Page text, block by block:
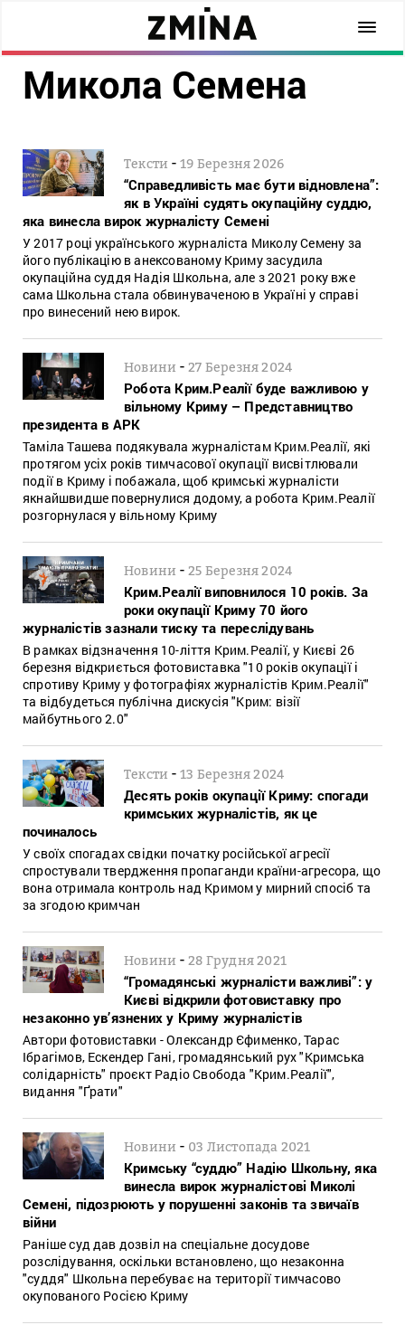
Микола Семена
Тексти -19 Березня 2026
“Справедливість має бути відновлена”:
як в Україні судять окупаційну суддю,
яка винесла вирок журналісту Семені
У 2017 році українського журналіста Миколу Семену за
його публікацію в анексованому Криму засудила
окупаційна суддя Надія Школьна, але з 2021 року вже
сама Школьна стала обвинуваченою в Україні у справі
про винесений нею вирок.
Новини -27 Березня 2024
Робота Крим.Реалії буде важливою у
вільному Криму – Представництво
президента в АРК
Таміла Ташева подякувала журналістам Крим.Реалії, які
протягом усіх років тимчасової окупації висвітлювали
події в Криму і побажала, щоб кримські журналісти
якнайшвидше повернулися додому, а робота Крим.Реалії
розгорнулася у вільному Криму
Новини -25 Березня 2024
Крим.Реалії виповнилося 10 років. За
роки окупації Криму 70 його
журналістів зазнали тиску та переслідувань
В рамках відзначення 10-ліття Крим.Реалії, у Києві 26
березня відкриється фотовиставка "10 років окупації і
спротиву Криму у фотографіях журналістів Крим.Реалії"
та відбудеться публічна дискусія "Крим: візії
майбутнього 2.0"
Тексти -13 Березня 2024
Десять років окупації Криму: спогади
кримських журналістів, як це
починалось
У своїх спогадах свідки початку російської агресії
спростували твердження пропаганди країни-агресора, що
вона отримала контроль над Кримом у мирний спосіб та
за згодою кримчан
Новини -28 Грудня 2021
“Громадянські журналісти важливі”: у
Києві відкрили фотовиставку про
незаконно ув’язнених у Криму журналістів
Автори фотовиставки - Олександр Єфименко, Тарас
Ібрагімов, Ескендер Гані, громадянський рух "Кримська
солідарність" проєкт Радіо Свобода "Крим.Реалії",
видання "Ґрати"
Новини - 03 Листопада 2021
Кримську “суддю” Надію Школьну, яка
винесла вирок журналістові Миколі
Семені, підозрюють у порушенні законів та звичаїв
війни
Раніше суд дав дозвіл на спеціальне досудове
розслідування, оскільки встановлено, що незаконна
"суддя" Школьна перебуває на території тимчасово
окупованого Росією Криму